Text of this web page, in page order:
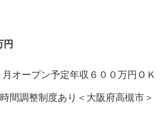
円
オープン予定年収６００万円ＯＫ
間調整制度あり＜大阪府高槻市＞